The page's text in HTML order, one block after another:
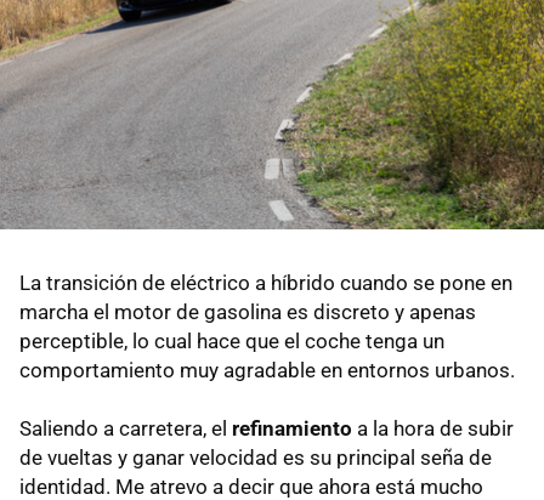
La transición de eléctrico a híbrido cuando se pone en
marcha el motor de gasolina es discreto y apenas
perceptible, lo cual hace que el coche tenga un
comportamiento muy agradable en entornos urbanos.
Saliendo a carretera, el refinamiento a la hora de subir
de vueltas y ganar velocidad es su principal seña de
identidad. Me atrevo a decir que ahora está mucho